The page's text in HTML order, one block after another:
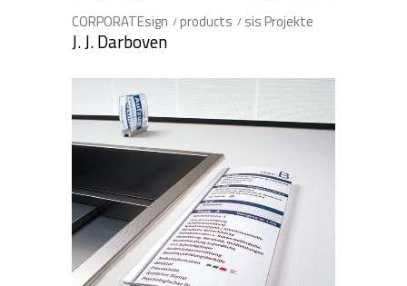
CORPORATEsign products sis Projekte
J. J. Darboven